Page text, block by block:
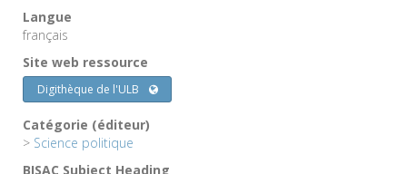
Langue
français
Site web ressource
Digithèque de l'ULB
Catégorie (éditeur)
> Science politique
BISAC Subject Heading